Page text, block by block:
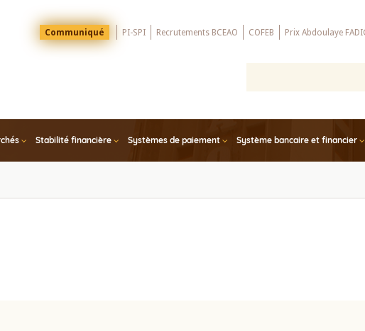
Menu
Top
Communiqué PI-SPI Recrutements BCEAO COFEB Prix Abdoulaye
Stabilité financière Systèmes de paiement Système bancaire et financier